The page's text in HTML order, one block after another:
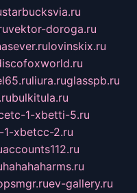
starbucksvia.ru
vektor-doroga.ru
lovinskix.ru
liura.ruglasspb.ru
bulkitula.ru
1-xbetti-5.ru
xbetcc-2.ru
accounts112.ru
hahahaharms.ru
ev-gallery.ru